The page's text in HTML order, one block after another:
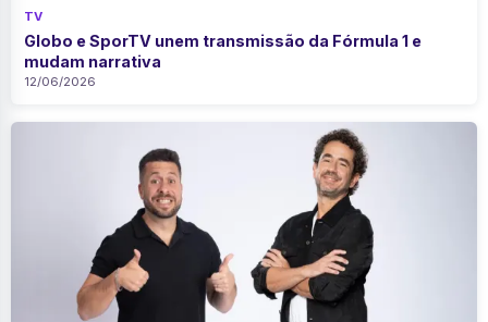
TV
Globo e SporTV unem transmissão da Fórmula 1 e
mudam narrativa
12/06/2026